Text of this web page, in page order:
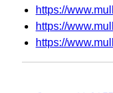
https://
https://
https://